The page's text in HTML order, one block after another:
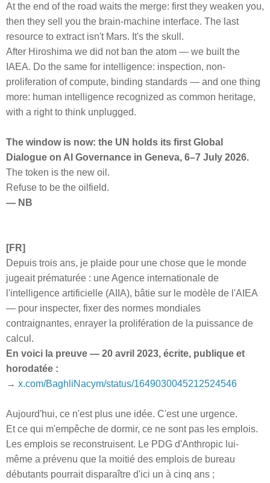
At the end of the road waits the merge: first they weaken you,
then they sell you the brain-machine interface. The last
resource to extract isn't Mars. It's the skull.
After Hiroshima we did not ban the atom — we built the
IAEA. Do the same for intelligence: inspection, non-
proliferation of compute, binding standards — and one thing
more: human intelligence recognized as common heritage,
with a right to think unplugged.
The window is now: the UN holds its first Global
Dialogue on AI Governance in Geneva, 6–7 July 2026.
The token is the new oil.
Refuse to be the oilfield.
— NB
[FR]
Depuis trois ans, je plaide pour une chose que le monde
jugeait prématurée : une Agence internationale de
l'intelligence artificielle (AIIA), bâtie sur le modèle de l'AIEA
— pour inspecter, fixer des normes mondiales
contraignantes, enrayer la prolifération de la puissance de
calcul.
En voici la preuve — 20 avril 2023, écrite, publique et
horodatée :
→ x.com/BaghliNacym/status/1649030045212524546
Aujourd'hui, ce n'est plus une idée. C'est une urgence.
Et ce qui m'empêche de dormir, ce ne sont pas les emplois.
Les emplois se reconstruisent. Le PDG d'Anthropic lui-
même a prévenu que la moitié des emplois de bureau
débutants pourrait disparaître d'ici un à cinq ans ;